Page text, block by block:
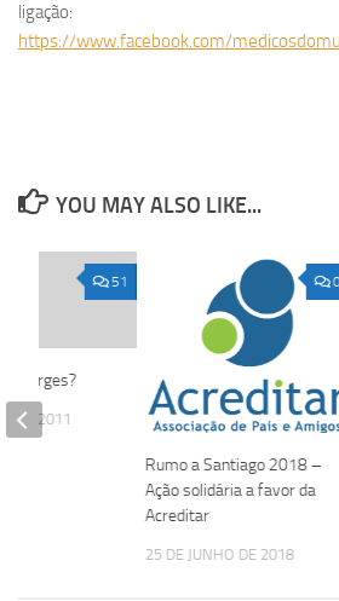
ligação:
https://www.facebook.com/
YOU MAY ALSO LIKE...
Rumo a Santiago 2018 –
Ação solidária a favor da
Acreditar
25 DE JUNHO DE 2018
51
alforges?
DE 2011